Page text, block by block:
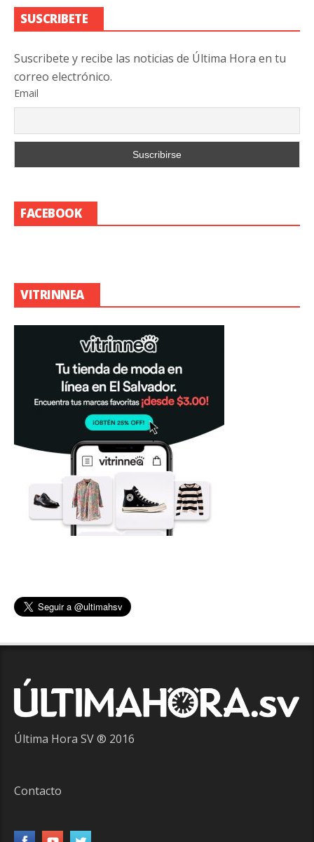
SUSCRIBETE
Suscribete y recibe las noticias de Última Hora en tu
correo electrónico.
Email
FACEBOOK
VITRINNEA
Última Hora SV ® 2016
Contacto